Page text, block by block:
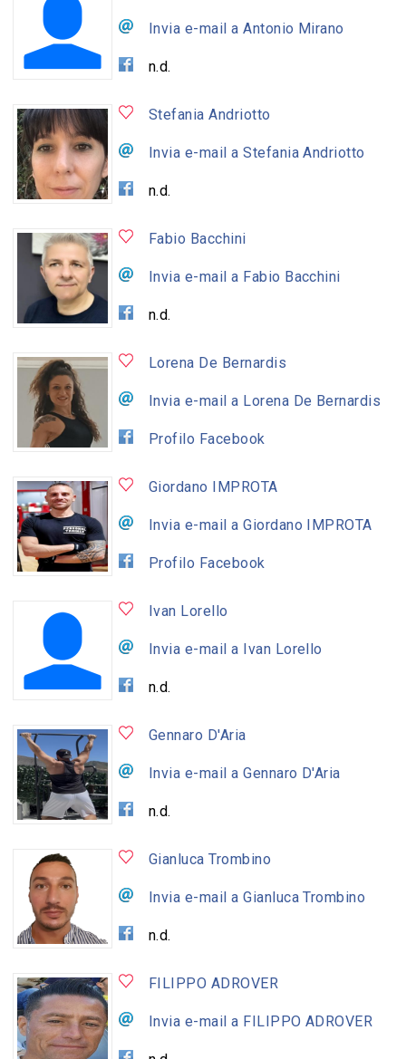
Invia e-mail a Antonio Mirano
n.d.
Stefania Andriotto
Invia e-mail a Stefania Andriotto
n.d.
Fabio Bacchini
Invia e-mail a Fabio Bacchini
n.d.
Lorena De Bernardis
Invia e-mail a Lorena De Bernardis
Profilo Facebook
Giordano IMPROTA
Invia e-mail a Giordano IMPROTA
Profilo Facebook
Ivan Lorello
Invia e-mail a Ivan Lorello
n.d.
Gennaro D'Aria
Invia e-mail a Gennaro D'Aria
n.d.
Gianluca Trombino
Invia e-mail a Gianluca Trombino
n.d.
FILIPPO ADROVER
Invia e-mail a FILIPPO ADROVER